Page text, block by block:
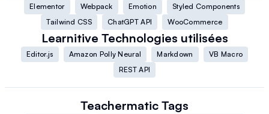
Elementor
Webpack Emotion
Styled Components
Tailwind CSS
ChatGPT API WooCommerce
Learnitive Technologies utilisées
Editor.js Amazon Polly Neural Markdown
VB Macro
REST API
Teachermatic Tags